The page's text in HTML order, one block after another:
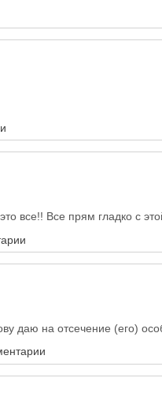
все!! Все прям гладко с
даю на отсечение (его)